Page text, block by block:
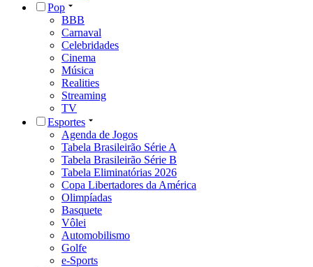
Pop
BBB
Carnaval
Celebridades
Cinema
Música
Realities
Streaming
TV
Esportes
Agenda de Jogos
Tabela Brasileirão Série A
Tabela Brasileirão Série B
Tabela Eliminatórias 2026
Copa Libertadores da América
Olimpíadas
Basquete
Vôlei
Automobilismo
Golfe
e-Sports